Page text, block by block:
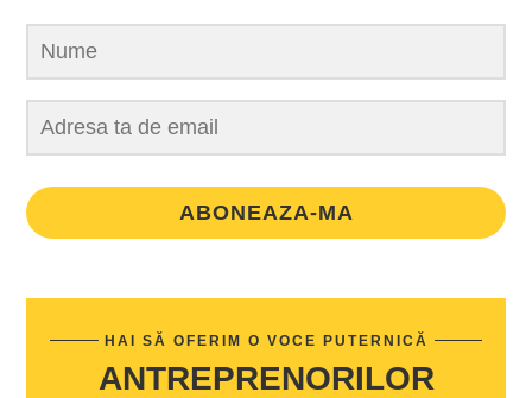
ABONEAZA-MA
HAI SĂ OFERIM O VOCE PUTERNICĂ
ANTREPRENORILOR